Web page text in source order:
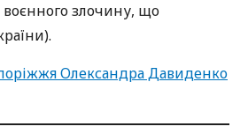
злочину, що
Олександра Давиденко